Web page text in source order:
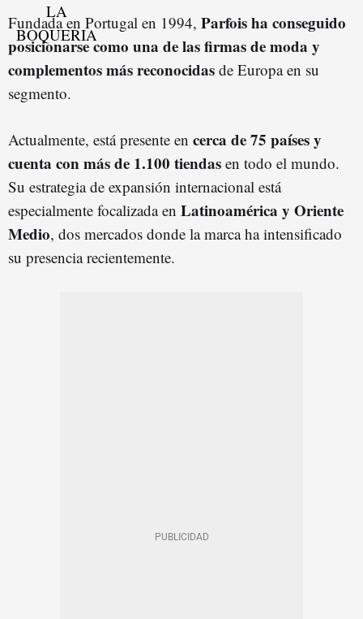
Fundada en Portugal en 1994, Parfois ha conseguido
posicionarse como una de las firmas de moda y
complementos más reconocidas de Europa en su
segmento.
Actualmente, está presente en cerca de 75 países y
cuenta con más de 1.100 tiendas en todo el mundo.
Su estrategia de expansión internacional está
especialmente focalizada en Latinoamérica y Oriente
Medio, dos mercados donde la marca ha intensificado
su presencia recientemente.